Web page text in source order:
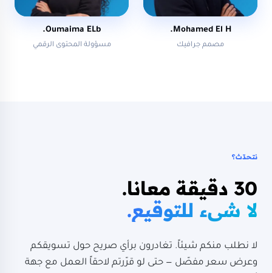
Mohamed El H.
مصمم جرافيك
Oumaima ELb.
مسؤولة المحتوى الرقمي
نتحدّث؟
30 دقيقة معانا.
لا شيء للتوقيع.
لا نطلب منكم شيئاً. تغادرون برأي صريح حول تسويقكم
وعرض سعر مفصّل — حتى لو قرّرتم لاحقاً العمل مع جهة